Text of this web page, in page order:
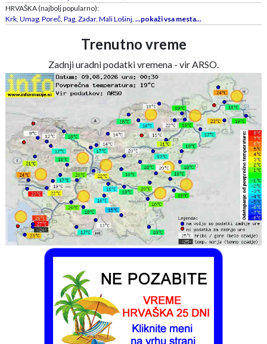
HRVAŠKA (najbolj popularno):
Krk, Umag, Poreč, Pag, Zadar, Mali Lošinj, ...pokaži vsa mesta...
Trenutno vreme
Zadnji uradni podatki vremena - vir ARSO.